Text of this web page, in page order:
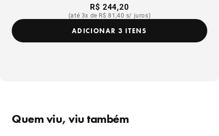
R$ 244,20
(até 3x de R$ 81,40 s/ juros)
ADICIONAR 3 ITENS
Quem viu, viu também